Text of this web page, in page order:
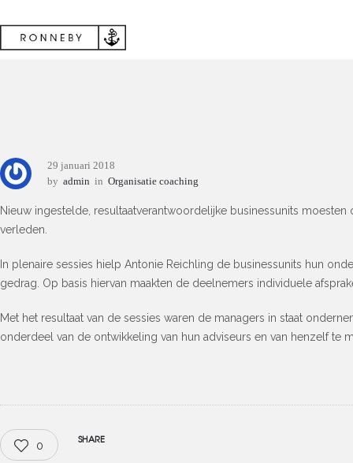
29 januari 2018
by admin in Organisatie coaching
Nieuw ingestelde, resultaatverantwoordelijke businessunits
verleden.
In plenaire sessies hielp Antonie Reichling de businessunits hun
gedrag. Op basis hiervan maakten de deelnemers individuele
Met het resultaat van de sessies waren de managers in staat
onderdeel van de ontwikkeling van hun adviseurs en van henzelf te
0
SHARE